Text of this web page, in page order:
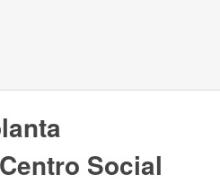
Social